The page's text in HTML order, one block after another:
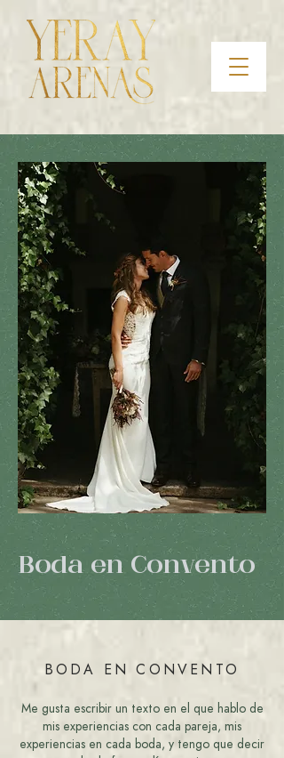
Boda en Convento
BODA EN CONVENTO
Me gusta escribir un texto en el que hablo de
mis experiencias con cada pareja, mis
experiencias en cada boda, y tengo que decir